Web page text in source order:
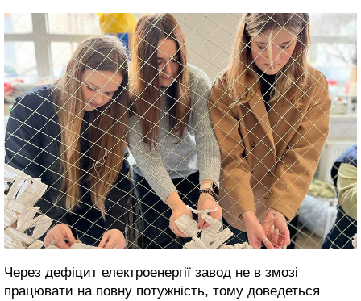
Через дефіцит електроенергії завод не в змозі
працювати на повну потужність, тому доведеться